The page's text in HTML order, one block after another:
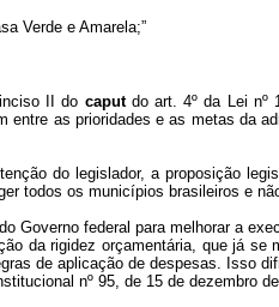
Verde e Amarela;”
II do caputdo art. 4º da Lei nº
entre as prioridades e as metas da
do legislador, a proposição
todos os municípios brasileiros e
Governo federal para melhorar a
da rigidez orçamentária, que já
de aplicação de despesas. Isso
nº 95, de 15 de dezembro